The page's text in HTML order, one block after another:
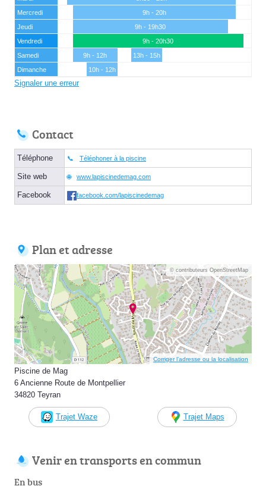
Mercredi
9h - 20h
Jeudi
9h - 19h30
Vendredi
9h - 20h30
Samedi
9h - 12h
13h - 15h
Dimanche
10h - 12h
Signaler une erreur
Contact
Téléphone Téléphoner à la piscine
Site web www.lapiscinedemag.com
Facebook facebook.com/lapiscinedemag
Plan et adresse
© contributeurs OpenStreetMap
Corriger l’adresse ou la localisation
Piscine de Mag
6 Ancienne Route de Montpellier
34820 Teyran
Trajet Waze Trajet Maps
Venir en transports en commun
En bus